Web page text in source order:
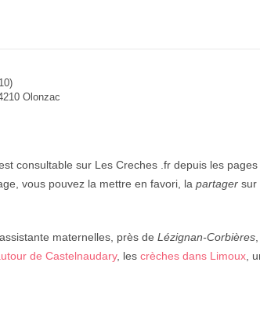
Olonzac
consultable sur Les Creches .fr depuis les pages
vous pouvez la mettre en favori, la partager sur
maternelles, près de Lézignan-Corbières
de Castelnaudary, les crèches dans Limoux ,